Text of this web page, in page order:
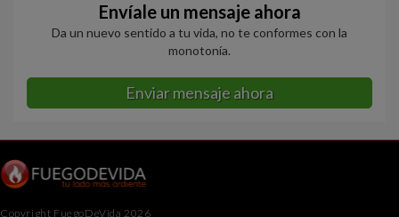
Envíale un mensaje ahora
Da un nuevo sentido a tu vida, no te conformes con la
monotonía.
Enviar mensaje ahora
Copyright FuegoDeVida 2026